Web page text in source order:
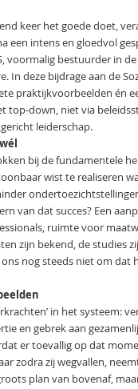
keer het goede doet,
een intens en gloedvol
voormalig bestuurder in
In deze bijdrage aan de
praktijkvoorbeelden én
top-down, niet via
leiderschap.
bij de fundamentele
wist te realiseren
van dat succes? Een
ruimte voor
zijn bekend, de studies
nog steeds niet om dat
in het systeem:
en gebrek aan
er toevallig op dat
zodra zij wegvallen,
plan van bovenaf,